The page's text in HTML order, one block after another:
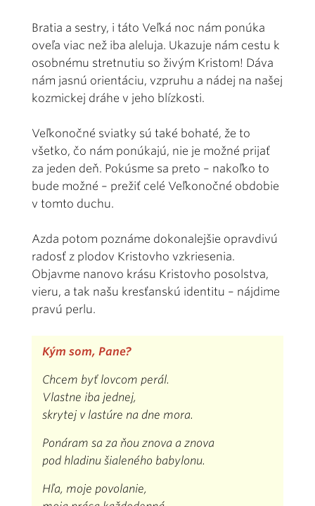
Bratia a sestry, i táto Veľká noc nám ponúka
oveľa viac než iba aleluja. Ukazuje nám cestu k
osobnému stretnutiu so živým Kristom! Dáva
nám jasnú orientáciu, vzpruhu a nádej na našej
kozmickej dráhe v jeho blízkosti.
Veľkonočné sviatky sú také bohaté, že to
všetko, čo nám ponúkajú, nie je možné prijať
za jeden deň. Pokúsme sa preto – nakoľko to
bude možné – prežiť celé Veľkonočné obdobie
v tomto duchu.
Azda potom poznáme dokonalejšie opravdivú
radosť z plodov Kristovho vzkriesenia.
Objavme nanovo krásu Kristovho posolstva,
vieru, a tak našu kresťanskú identitu – nájdime
pravú perlu.
Kým som, Pane?
Chcem byť lovcom perál.
Vlastne iba jednej,
skrytej v lastúre na dne mora.
Ponáram sa za ňou znova a znova
pod hladinu šialeného babylonu.
Hľa, moje povolanie,